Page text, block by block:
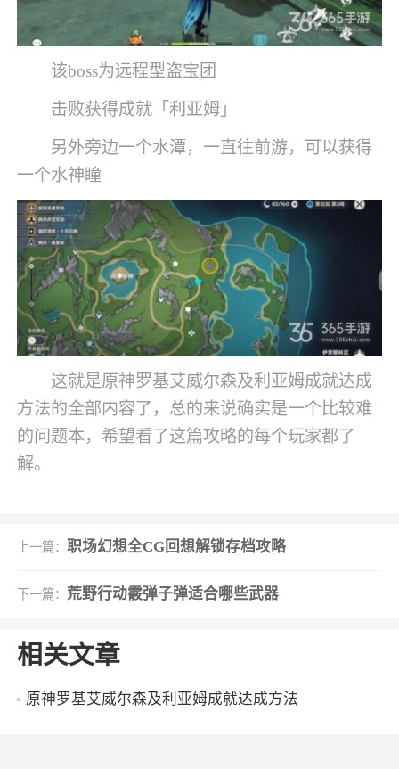
该boss为远程型盗宝团
击败获得成就「利亚姆」
另外旁边一个水潭，一直往前游，可以获得
一个水神瞳
这就是原神罗基艾威尔森及利亚姆成就达成
方法的全部内容了，总的来说确实是一个比较难
的问题本，希望看了这篇攻略的每个玩家都了
解。
上一篇：职场幻想全CG回想解锁存档攻略
下一篇： 荒野行动霰弹子弹适合哪些武器
相关文章
原神罗基艾威尔森及利亚姆成就达成方法